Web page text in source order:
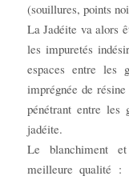
(souillures, points
La Jadéite va alors
les impuretés
espaces entre les
imprégnée de
pénétrant entre
jadéite.
Le blanchiment
meilleure qualité :